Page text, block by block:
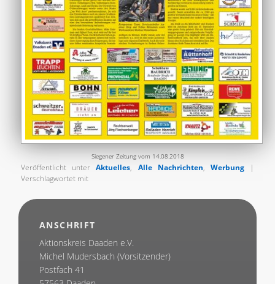
Siegener Zeitung vom 14.08.2018
Veröffentlicht unterAktuelles, Alle Nachrichten, Werbung|
Verschlagwortet mit
ANSCHRIFT
Aktionskreis Daaden e.V.
Michel Mudersbach (Vorsitzender)
Postfach 41